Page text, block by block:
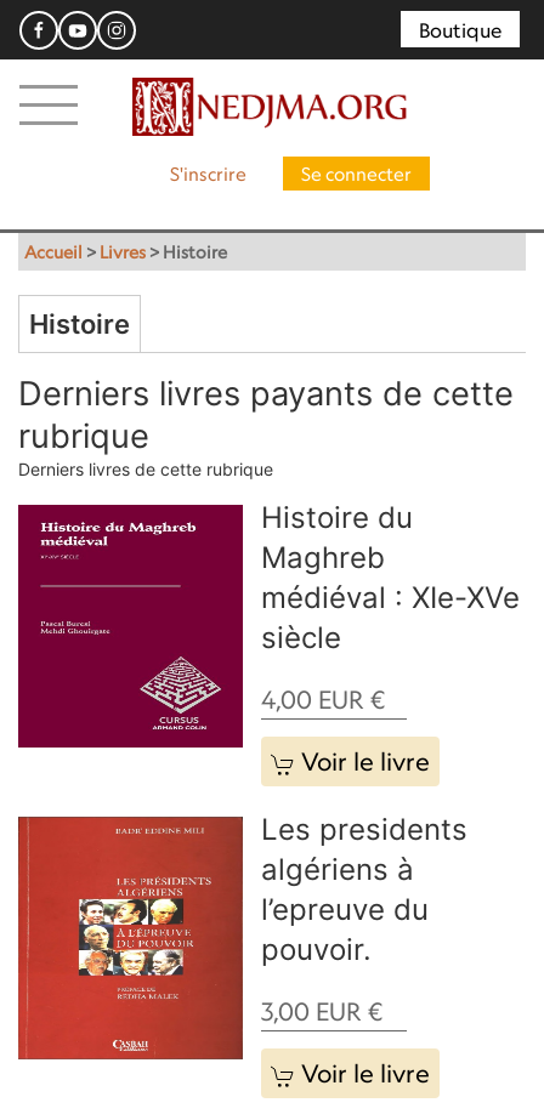
Boutique
S'inscrire Se connecter
Accueil > Livres > Histoire
Histoire
Derniers livres payants de cette
rubrique
Derniers livres de cette rubrique
Histoire du
Maghreb
médiéval : XIe-XVe
siècle
4,00 EUR €
Voir le livre
Les presidents
algériens à
l’epreuve du
pouvoir.
3,00 EUR €
Voir le livre